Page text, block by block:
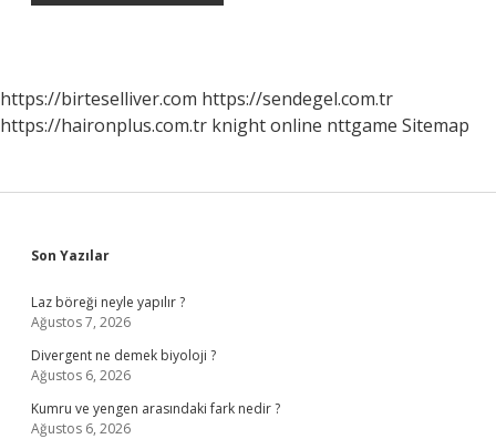
https://birteselliver.com https://sendegel.com.tr
https://haironplus.com.tr knight online nttgame Sitemap
Sidebar
Son Yazılar
Laz böreği neyle yapılır ?
Ağustos 7, 2026
Divergent ne demek biyoloji ?
Ağustos 6, 2026
Kumru ve yengen arasındaki fark nedir ?
Ağustos 6, 2026